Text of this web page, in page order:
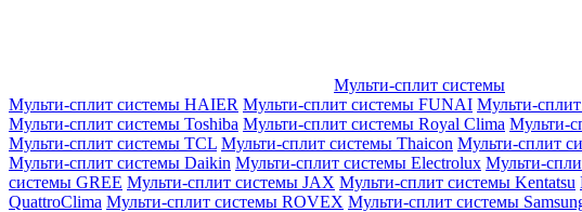
Мульти-сплит системы
Мульти-сплит системы HAIER Мульти-сплит системы FUNAI Мульти-
Мульти-сплит системы Toshiba Мульти-сплит системы Royal Clima Мульти-
Мульти-сплит системы TCL Мульти-сплит системы Thaicon Мульти-сплит
Мульти-сплит системы Daikin Мульти-сплит системы Electrolux Мульти-
системы GREE Мульти-сплит системы JAX Мульти-сплит системы Kentatsu
QuattroClima Мульти-сплит системы ROVEX Мульти-сплит системы